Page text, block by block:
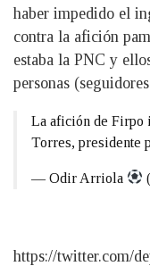
haber impedido el
contra la afición
estaba la PNC y
personas
La afición de Firpo
Torres, presidente
— Odir Arriola
https://twitter.com/